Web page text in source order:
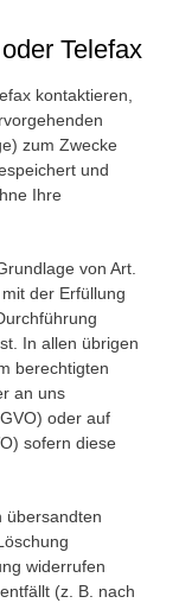
Telefax
kontaktieren,
zum Zwecke
und
Ihre
von Art.
der Erfüllung
In allen übrigen
berechtigten
an uns
oder auf
sofern diese
übersandten
widerrufen
(z. B. nach